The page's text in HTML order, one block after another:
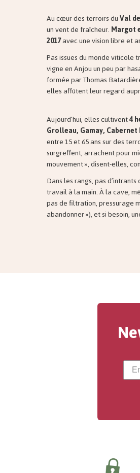
Au cœur des terroirs duVal
un vent de fraîcheur.Margot
2017avec une vision libre et
Pas issues du monde viticole
vigne en Anjou un peu par
formée par Thomas
elles affûtent leur regard
Aujourd’hui, elles cultivent4
Grolleau, Gamay, Cabernet
entre 15 et 65 ans sur des
surgreffent, arrachent pour
mouvement », disent-elles,
Dans les rangs, pas
travail à la main. À la cave,
pas de filtration, pressurage
abandonner »), et si besoin,